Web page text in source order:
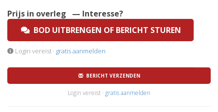
Prijs in overleg
— Interesse?
BOD UITBRENGEN OF BERICHT STUREN
Login vereist · gratis aanmelden
BERICHT VERZENDEN
Login vereist · gratis aanmelden